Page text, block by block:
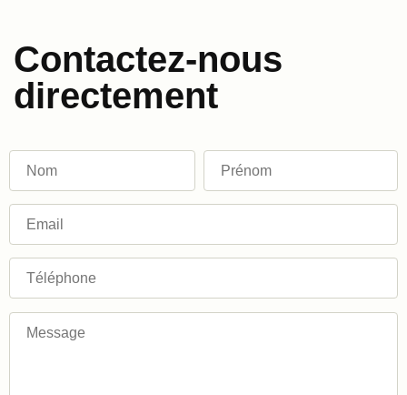
Contactez-nous
directement